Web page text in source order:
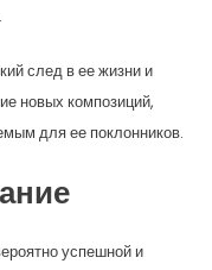
след в ее жизни и
новых композиций,
для ее поклонников.
успешной и